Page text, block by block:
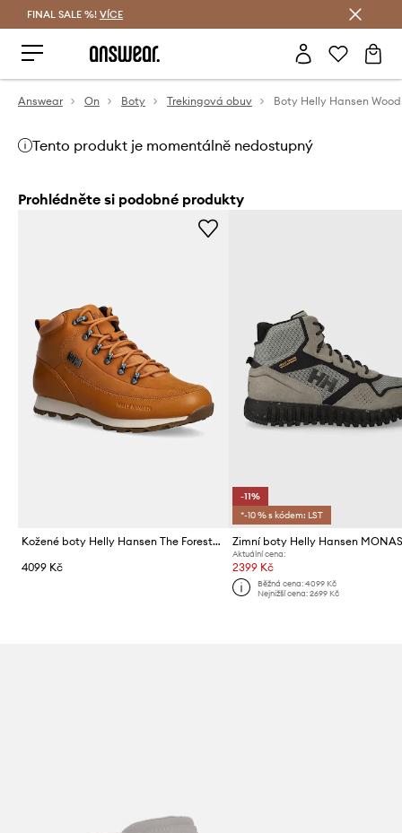
FINAL SALE %! VÍCE
Answear On Boty Trekingová obuv Boty Helly Hansen
Tento produkt je momentálně nedostupný
Prohlédněte si podobné produkty
Kožené boty Helly Hansen The Forester Premium
4099 Kč
-11%
*-10 % s kódem: LST
Zimní boty Helly Hansen
Aktuální cena:
2399 Kč
Běžná cena: 4099 Kč
Nejnižší cena: 2699 Kč